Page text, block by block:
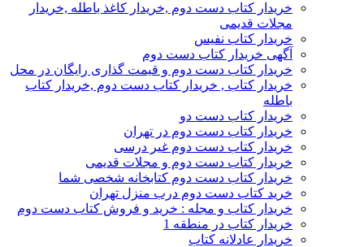
خریدار کتاب دست دوم ,خریدار کاغذ باطله ,خریدار
مجلات قدیمی
خریدار کتاب نفیس
آگهی خریدار کتاب دست دوم
خریدار کتاب دست دوم و قیمت گذاری رایگان در محل
خریدار کتاب , خریدار کتاب دست دوم ,خریدار کتاب
باطله
خریدار کتاب دست دو
خریدار کتاب دست دوم در تهران
خریدار کتاب دست دوم غیر درسی
خریدار کتاب دست دوم و مجلات قدیمی
خریدار کتاب دست دوم کتابخانه شخصی شما
خرید کتاب دست دوم درب منزل تهران
خریدار کتاب و مجله : خرید و فروش کتاب دست دوم
خریدار کتاب در منطقه 1
خریدار عادلانه کتاب